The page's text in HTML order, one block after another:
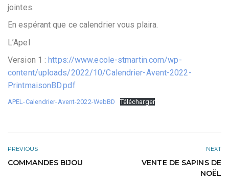
jointes.
En espérant que ce calendrier vous plaira.
L’Apel
Version 1 : https://www.ecole-stmartin.com/wp-
content/uploads/2022/10/Calendrier-Avent-2022-
PrintmaisonBD.pdf
APEL-Calendrier-Avent-2022-WebBD Télécharger
PREVIOUS
COMMANDES BIJOU
NEXT
VENTE DE SAPINS DE
NOËL